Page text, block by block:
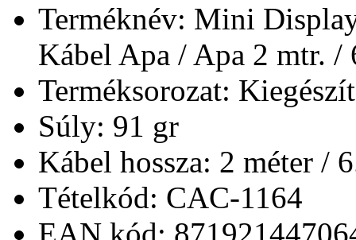
Terméknév: Mini
Kábel Apa / Apa 2 mtr. /
Terméksorozat:
Súly: 91 gr
Kábel hossza: 2 méter /
Tételkód: CAC-1164